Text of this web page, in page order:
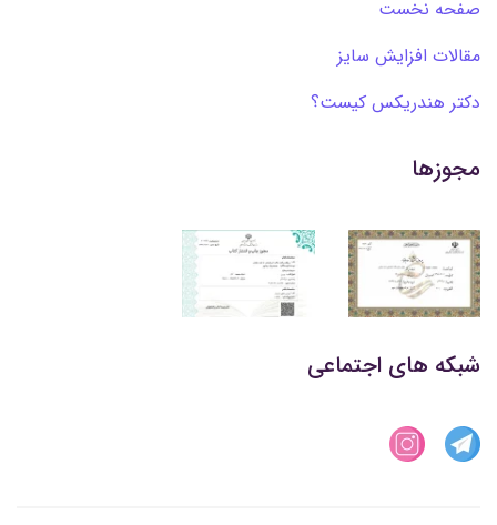
صفحه نخست
مقالات افزایش سایز
دکتر هندریکس کیست؟
مجوزها
شبکه های اجتماعی